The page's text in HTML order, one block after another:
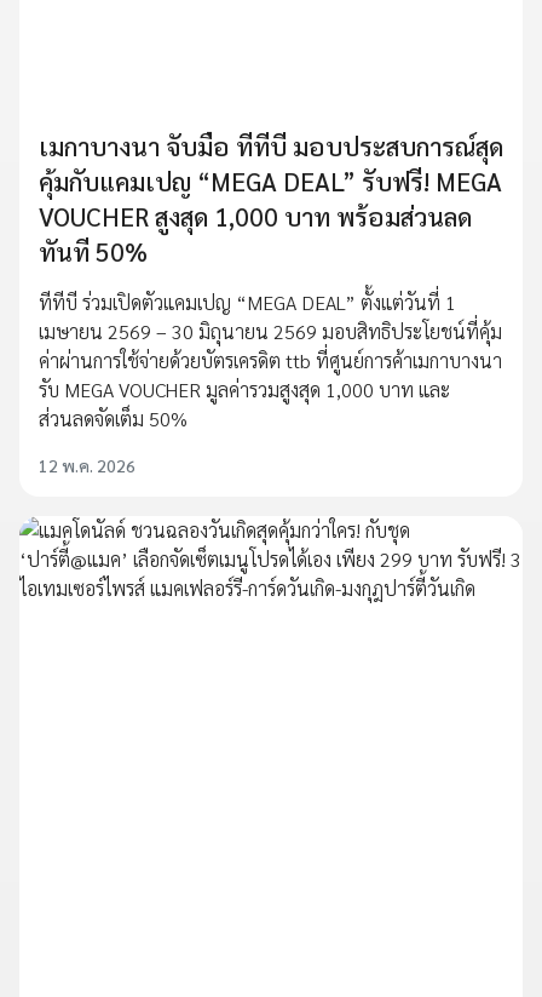
เมกาบางนา จับมือ ทีทีบี มอบประสบการณ์สุด
คุ้มกับแคมเปญ “MEGA DEAL” รับฟรี! MEGA
VOUCHER สูงสุด 1,000 บาท พร้อมส่วนลด
ทันที 50%
ทีทีบี ร่วมเปิดตัวแคมเปญ “MEGA DEAL” ตั้งแต่วันที่ 1
เมษายน 2569 – 30 มิถุนายน 2569 มอบสิทธิประโยชน์ที่คุ้ม
ค่าผ่านการใช้จ่ายด้วยบัตรเครดิต ttb ที่ศูนย์การค้าเมกาบางนา
รับ MEGA VOUCHER มูลค่ารวมสูงสุด 1,000 บาท และ
ส่วนลดจัดเต็ม 50%
12 พ.ค. 2026